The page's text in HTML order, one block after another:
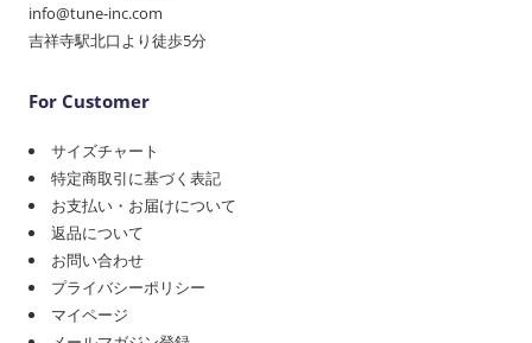
info@tune-inc.com
吉祥寺駅北口より徒歩5分
For Customer
サイズチャート
特定商取引に基づく表記
お支払い・お届けについて
返品について
お問い合わせ
プライバシーポリシー
マイページ